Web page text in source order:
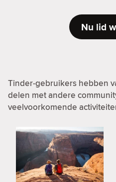
Nu lid
Tinder-gebruikers hebben
delen met andere
veelvoorkomende